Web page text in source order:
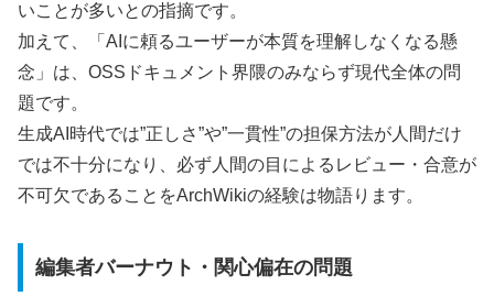
いことが多いとの指摘です。
加えて、「AIに頼るユーザーが本質を理解しなくなる懸
念」は、OSSドキュメント界隈のみならず現代全体の問
題です。
生成AI時代では”正しさ”や”一貫性”の担保方法が人間だけ
では不十分になり、必ず人間の目によるレビュー・合意が
不可欠であることをArchWikiの経験は物語ります。
編集者バーナウト・関心偏在の問題